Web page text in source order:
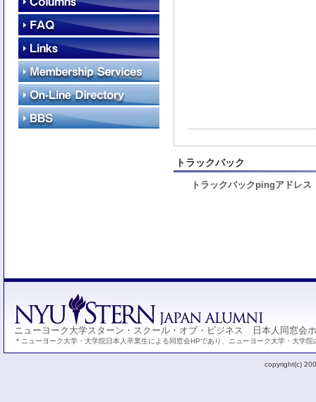
トラックバック
トラックバックpingアドレス
ニューヨーク大学スターン・スクール・オブ・ビジネス 日本人同窓会
＊ニューヨーク大学・大学院日本人卒業生による同窓会HPであり、ニューヨーク大学・大学
copyright(c)